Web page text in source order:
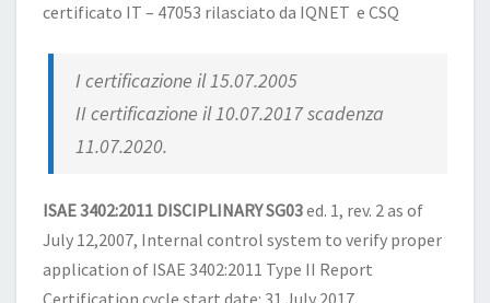
certificato IT – 47053 rilasciato da IQNET e CSQ
I certificazione il 15.07.2005
II certificazione il 10.07.2017 scadenza
11.07.2020.
ISAE 3402:2011 DISCIPLINARY SG03ed. 1, rev. 2 as of
July 12,2007, Internal control system to verify proper
application of ISAE 3402:2011 Type II Report
Certification cycle start date: 31 July 2017.